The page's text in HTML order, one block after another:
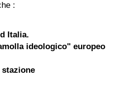
:
Italia.
ideologico" europeo